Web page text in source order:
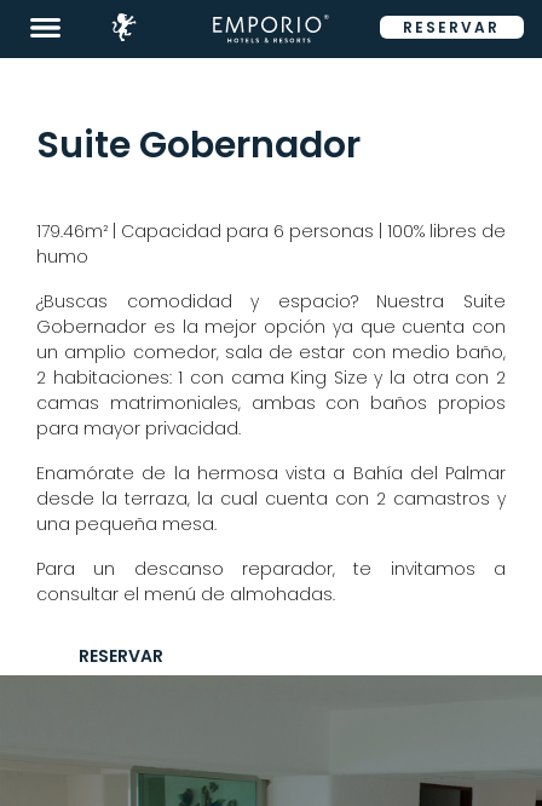
Frecuentes
ENG
RESERVAR
Suite Gobernador
179.46m² | Capacidad para 6 personas | 100% libres de
humo
¿Buscas comodidad y espacio? Nuestra Suite
Gobernador es la mejor opción ya que cuenta con
un amplio comedor, sala de estar con medio baño,
2 habitaciones: 1 con cama King Size y la otra con 2
camas matrimoniales, ambas con baños propios
para mayor privacidad.
Enamórate de la hermosa vista a Bahía del Palmar
desde la terraza, la cual cuenta con 2 camastros y
una pequeña mesa.
Para un descanso reparador, te invitamos a
consultar el menú de almohadas.
RESERVAR